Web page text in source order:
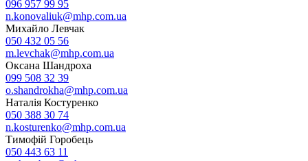
096 957 99 95
n.konovaliuk@mhp.com.ua
Михайло Левчак
050 432 05 56
m.levchak@mhp.com.ua
Оксана Шандроха
099 508 32 39
o.shandrokha@mhp.com.ua
Наталія Костуренко
050 388 30 74
n.kosturenko@mhp.com.ua
Тимофій Горобець
050 443 63 11